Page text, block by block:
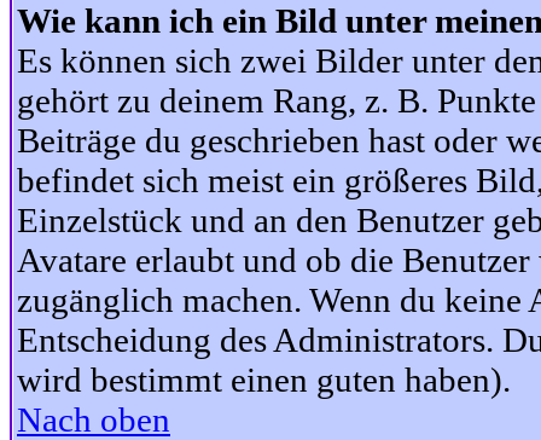
Wie kann ich ein Bild unter
Es können sich zwei Bilder unter
gehört zu deinem Rang, z. B.
Beiträge du geschrieben hast oder
befindet sich meist ein größeres
Einzelstück und an den Benutzer
Avatare erlaubt und ob die
zugänglich machen. Wenn du keine
Entscheidung des Administrators.
wird bestimmt einen guten haben).
Nach oben